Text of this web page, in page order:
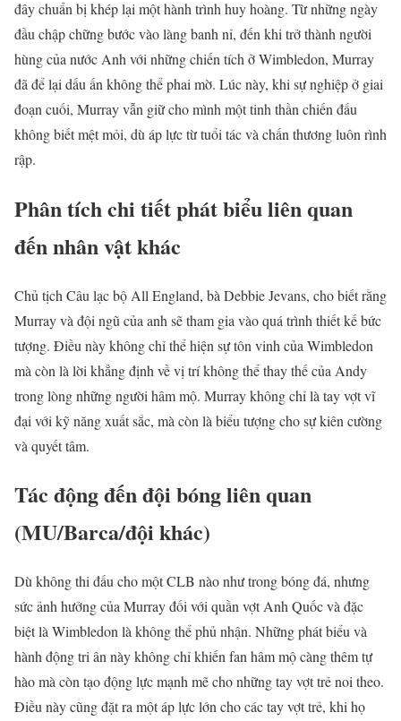
đây chuẩn bị khép lại một hành trình huy hoàng. Từ những ngày
đầu chập chững bước vào làng banh nỉ, đến khi trở thành người
hùng của nước Anh với những chiến tích ở Wimbledon, Murray
đã để lại dấu ấn không thể phai mờ. Lúc này, khi sự nghiệp ở giai
đoạn cuối, Murray vẫn giữ cho mình một tinh thần chiến đấu
không biết mệt mỏi, dù áp lực từ tuổi tác và chấn thương luôn rình
rập.
Phân tích chi tiết phát biểu liên quan
đến nhân vật khác
Chủ tịch Câu lạc bộ All England, bà Debbie Jevans, cho biết rằng
Murray và đội ngũ của anh sẽ tham gia vào quá trình thiết kế bức
tượng. Điều này không chỉ thể hiện sự tôn vinh của Wimbledon
mà còn là lời khẳng định về vị trí không thể thay thế của Andy
trong lòng những người hâm mộ. Murray không chỉ là tay vợt vĩ
đại với kỹ năng xuất sắc, mà còn là biểu tượng cho sự kiên cường
và quyết tâm.
Tác động đến đội bóng liên quan
(MU/Barca/đội khác)
Dù không thi đấu cho một CLB nào như trong bóng đá, nhưng
sức ảnh hưởng của Murray đối với quần vợt Anh Quốc và đặc
biệt là Wimbledon là không thể phủ nhận. Những phát biểu và
hành động tri ân này không chỉ khiến fan hâm mộ càng thêm tự
hào mà còn tạo động lực mạnh mẽ cho những tay vợt trẻ noi theo.
Điều này cũng đặt ra một áp lực lớn cho các tay vợt trẻ, khi họ